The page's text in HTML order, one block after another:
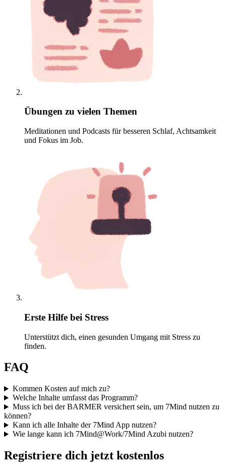
Übungen zu vielen Themen
Meditationen und Podcasts für besseren Schlaf, Achtsamkeit
und Fokus im Job.
Erste Hilfe bei Stress
Unterstützt dich, einen gesunden Umgang mit Stress zu
finden.
FAQ
Kommen Kosten auf mich zu?
Welche Inhalte umfasst das Programm?
Muss ich bei der BARMER versichert sein, um 7Mind nutzen zu
können?
Kann ich alle Inhalte der 7Mind App nutzen?
Wie lange kann ich 7Mind@Work/7Mind Azubi nutzen?
Registriere dich jetzt kostenlos